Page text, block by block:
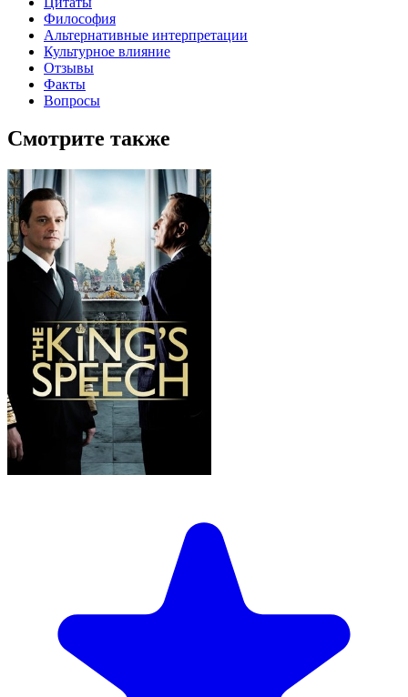
Философия
Альтернативные интерпретации
Культурное влияние
Отзывы
Факты
Вопросы
Смотрите также